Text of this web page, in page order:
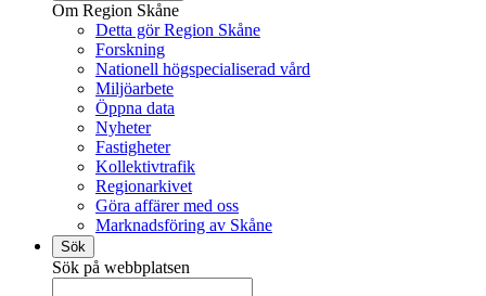
Om Region Skåne
Detta gör Region Skåne
Forskning
Nationell högspecialiserad vård
Miljöarbete
Öppna data
Nyheter
Fastigheter
Kollektivtrafik
Regionarkivet
Göra affärer med oss
Marknadsföring av Skåne
Sök
Sök på webbplatsen